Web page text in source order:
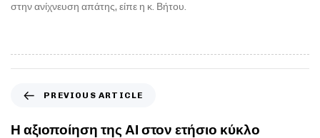
στην ανίχνευση απάτης, είπε η κ. Βήτου.
PREVIOUS ARTICLE
Η αξιοποίηση της ΑΙ στον ετήσιο κύκλο